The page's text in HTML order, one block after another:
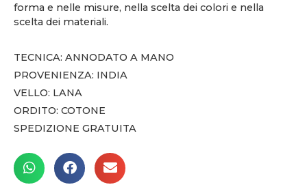
forma e nelle misure, nella scelta dei colori e nella
scelta dei materiali.
TECNICA: ANNODATO A MANO
PROVENIENZA: INDIA
VELLO: LANA
ORDITO: COTONE
SPEDIZIONE GRATUITA